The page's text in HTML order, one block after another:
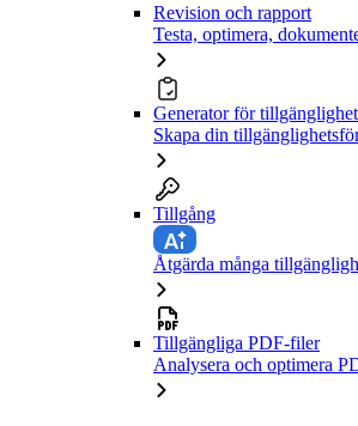
Revision och rapport
Testa, optimera,
Generator för
Skapa din
Tillgång
Åtgärda många
Tillgängliga PDF-filer
Analysera och optimera